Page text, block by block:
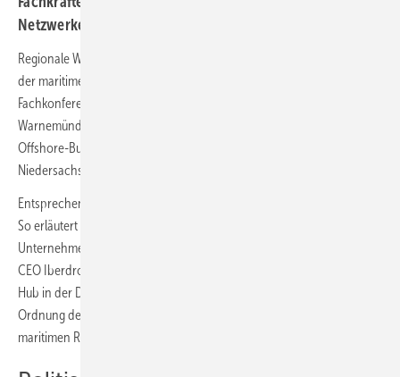
Netzwerken im Fokus.
Regionale Wertschöpfung, das Kraftwerk Ostsee und Innovationen
der maritimen Wirtschaft – diese Themen stehen im Mittelpunkt der
Fachkonferenz „Offshore Connect“, die am 16. Oktober im Kurhaus
Warnemünde stattfindet. Ziel ist auch, den Austausch zwischen den
Offshore-Bundesländern Mecklenburg-Vorpommern und
Niedersachsen voranzubringen.
Entsprechend groß ist die Bandbreite der Vortragenden und Inhalte.
So erläutert Pawel Beecken von Total Energies die Sichtweise seines
Unternehmens auf den Offshore-Markt Deutschland, Felipe Montero,
CEO Iberdrola Deutschland, spricht über den Weg zum 10-GW-Wind-
Hub in der Deutschen Ostsee. Nico Nolte, Leiter der Abteilung
Ordnung der Meere im BSH erläutert aktuelle Entwicklungen der
maritimen Raumordnung einem Fokus auf den Ostsee-Ausbau.